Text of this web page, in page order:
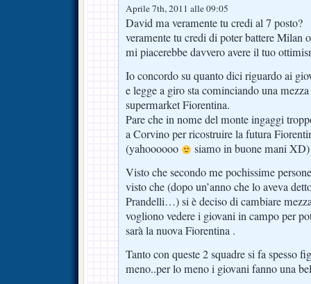
Aprile 7th, 2011 alle 09:05
David ma veramente tu credi al 7 posto?
veramente tu credi di poter battere Milan
mi piacerebbe davvero avere il tuo
Io concordo su quanto dici riguardo ai
e legge a giro sta cominciando una
supermarket Fiorentina.
Pare che in nome del monte ingaggi
a Corvino per ricostruire la futura
(yahoooooo
siamo in buone mani XD)
Visto che secondo me pochissime
visto che (dopo un’anno che lo aveva
Prandelli…) si è deciso di cambiare
vogliono vedere i giovani in campo per
sarà la nuova Fiorentina .
Tanto con queste 2 squadre si fa spesso
meno..per lo meno i giovani fanno una